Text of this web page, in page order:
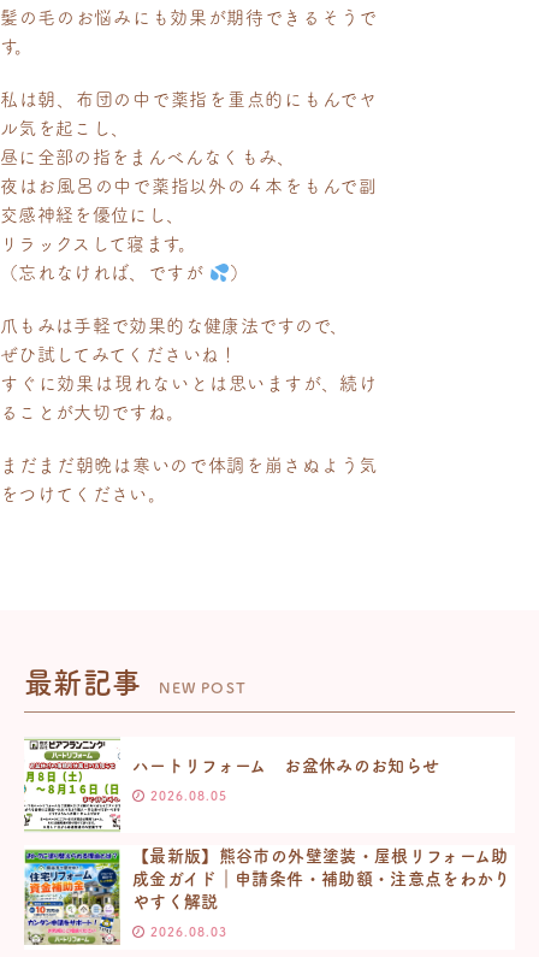
髪の毛のお悩みにも効果が期待できるそうで
す。
私は朝、布団の中で薬指を重点的にもんでヤ
ル気を起こし、
昼に全部の指をまんべんなくもみ、
夜はお風呂の中で薬指以外の４本をもんで副
交感神経を優位にし、
リラックスして寝ます。
（忘れなければ、ですが
）
爪もみは手軽で効果的な健康法ですので、
ぜひ試してみてくださいね！
すぐに効果は現れないとは思いますが、続け
ることが大切ですね。
まだまだ朝晩は寒いので体調を崩さぬよう気
をつけてください。
最新記事 NEW POST
ハートリフォーム お盆休みのお知らせ
2026.08.05
【最新版】熊谷市の外壁塗装・屋根リフォーム助
成金ガイド｜申請条件・補助額・注意点をわかり
やすく解説
2026.08.03